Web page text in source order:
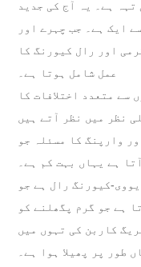
ہے۔ یہ آج کی جدید
ایک ہے۔ جب چہرے اور
اور رال کیورنگ کا
عمل شامل ہوتا ہے۔
سے متعدد اختلافات کا
وارپنگ کا مسئلہ جو
ہے یہاں بہت کم ہے۔
کیورنگ رال ہے جو
ہے جو گرم پگھلنے کو
کاربن کی تہوں میں
طور پر پھیلا ہوا ہے۔